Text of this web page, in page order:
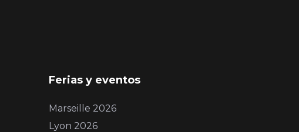
Ferias y eventos
Marseille 2026
Lyon 2026